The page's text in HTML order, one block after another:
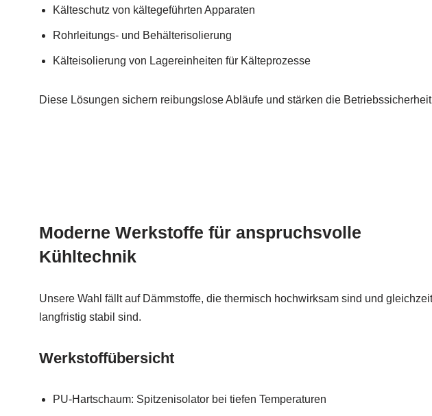
Kälteschutz von kältegeführten Apparaten
Rohrleitungs- und Behälterisolierung
Kälteisolierung von Lagereinheiten für Kälteprozesse
Diese Lösungen sichern reibungslose Abläufe und stärken die
Moderne Werkstoffe für anspruchsvolle
Kühltechnik
Unsere Wahl fällt auf Dämmstoffe, die thermisch hochwirksam sind und
langfristig stabil sind.
Werkstoffübersicht
PU-Hartschaum: Spitzenisolator bei tiefen Temperaturen